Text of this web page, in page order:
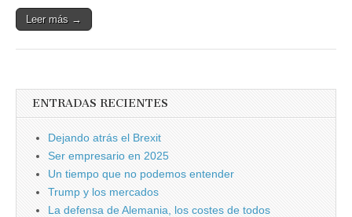
Leer más →
ENTRADAS RECIENTES
Dejando atrás el Brexit
Ser empresario en 2025
Un tiempo que no podemos entender
Trump y los mercados
La defensa de Alemania, los costes de todos